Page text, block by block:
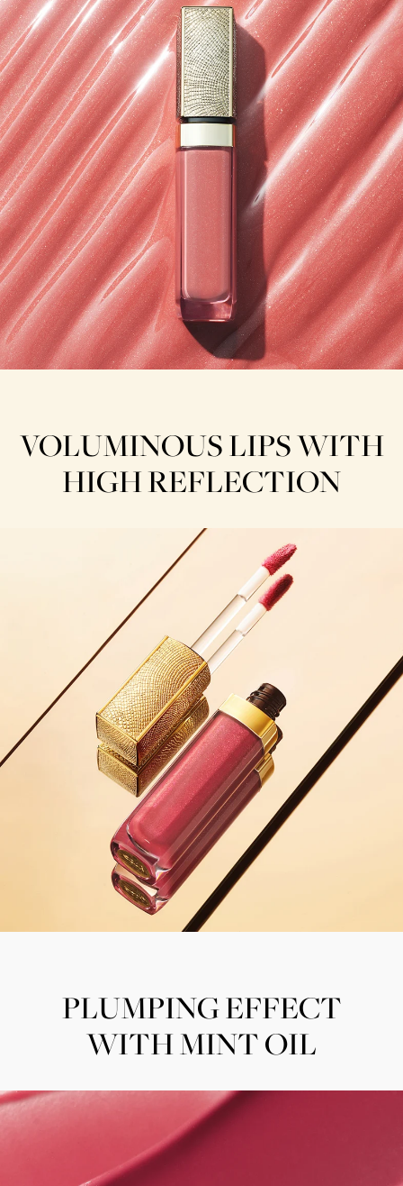
VOLUMINOUS LIPS WITH
HIGH REFLECTION
PLUMPING EFFECT
WITH MINT OIL